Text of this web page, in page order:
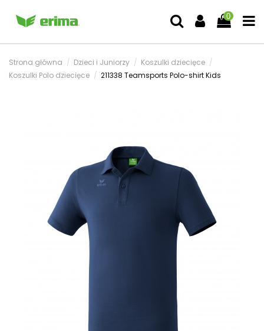
0
Strona główna Dzieci i Juniorzy
Koszulki dziecięce
Koszulki Polo dziecięce
211338 Teamsports Polo-shirt Kids